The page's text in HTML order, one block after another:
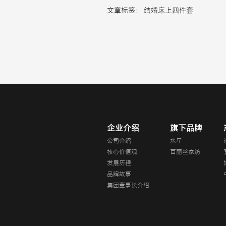
文章标签： 结婚床上四件套
企业介绍
公司介绍
核心价值观
发展历程
品牌故事
集团董事长介绍
旗下品牌
水星
百丽丝家纺